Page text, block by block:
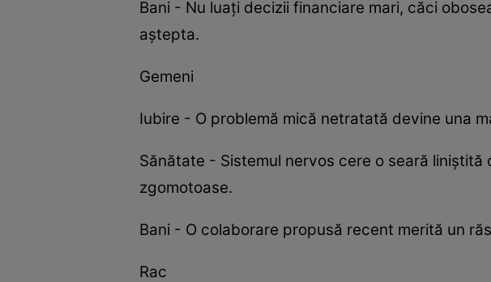
Bani - Nu luați decizii financiare mari, căci
aștepta.
Gemeni
Iubire - O problemă mică netratată devine una
Sănătate - Sistemul nervos cere o seară
zgomotoase.
Bani - O colaborare propusă recent merită un
Rac